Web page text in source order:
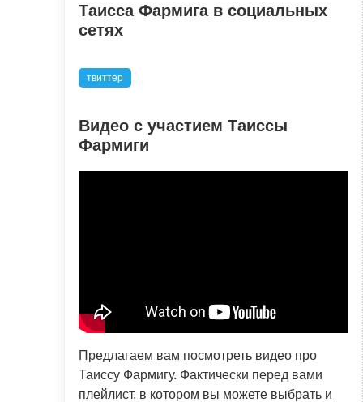
Таисса Фармига в социальных
сетях
твиттер
Видео с участием Таиссы
Фармиги
Предлагаем вам посмотреть видео про
Таиссу Фармигу. Фактически перед вами
плейлист, в котором вы можете выбрать и